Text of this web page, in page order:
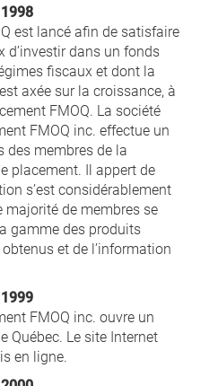
1998
est lancé afin de satisfaire
d’investir dans un fonds
fiscaux et dont la
axée sur la croissance, à
FMOQ. La société
FMOQ inc. effectue un
des membres de la
placement. Il appert de
s’est considérablement
majorité de membres se
gamme des produits
et de l’information
1999
FMOQ inc. ouvre un
Québec. Le site Internet
en ligne.